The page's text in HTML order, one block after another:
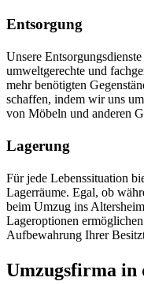
Entsorgung
Unsere
umweltgerechte und
mehr benötigten
schaffen, indem wir uns
von Möbeln und anderen
Lagerung
Für jede Lebenssituation
Lagerräume. Egal, ob
beim Umzug ins
Lageroptionen
Aufbewahrung Ihrer
Umzugsfirma in